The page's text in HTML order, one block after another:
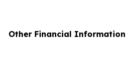
Other Financial Information